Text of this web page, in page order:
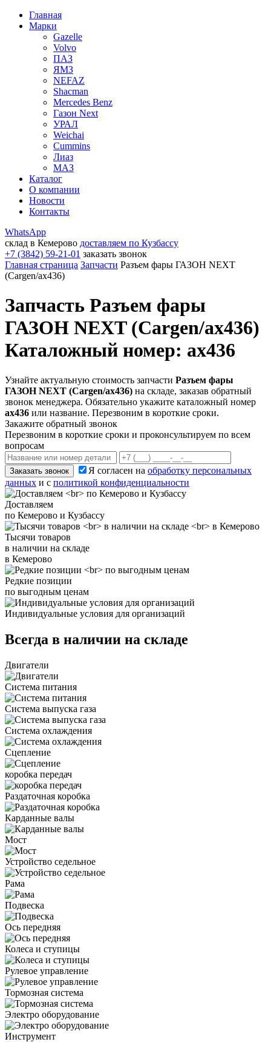
Главная
Марки
Gazelle
Volvo
ПАЗ
ЯМЗ
NEFAZ
Shacman
Mercedes Benz
Газон Next
УРАЛ
Weichai
Cummins
Лиаз
МАЗ
Каталог
О компании
Новости
Контакты
WhatsApp
склад в Кемерово доставляем по Кузбассу
+7 (3842) 59-21-01 заказать звонок
Главная страница Запчасти Разъем фары ГАЗОН NEXT
(Cargen/ax436)
Запчасть Разъем фары
ГАЗОН NEXT (Cargen/ax436)
Каталожный номер: ax436
Узнайте актуальную стоимость запчасти Разъем фары
ГАЗОН NEXT (Cargen/ax436) на складе, заказав обратный
звонок менеджера. Обязательно укажите каталожный номер
ax436 или название. Перезвоним в короткие сроки.
Закажите обратный звонок
Перезвоним в короткие сроки и проконсультируем по всем
вопросам
Заказать звонок Я согласен на обработку персональных
данных и с политикой конфиденциальности
Доставляем
по Кемерово и Кузбассу
Тысячи товаров
в наличии на складе
в Кемерово
Редкие позиции
по выгодным ценам
Индивидуальные условия для организаций
Всегда в наличии на складе
Двигатели
Система питания
Система выпуска газа
Система охлаждения
Сцепление
коробка передач
Раздаточная коробка
Карданные валы
Мост
Устройство седельное
Рама
Подвеска
Ось передняя
Колеса и ступицы
Рулевое управление
Тормозная система
Электро оборудование
Инструмент